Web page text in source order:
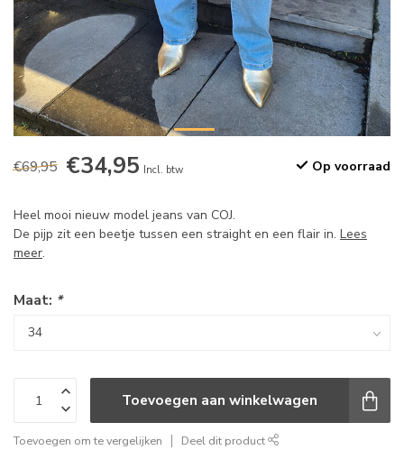
€69,95 €34,95 Incl. btw Op voorraad
Heel mooi nieuw model jeans van COJ.
De pijp zit een beetje tussen een straight en een flair in. Lees
meer.
Maat: *
Toevoegen aan winkelwagen
Toevoegen om te vergelijken Deel dit product